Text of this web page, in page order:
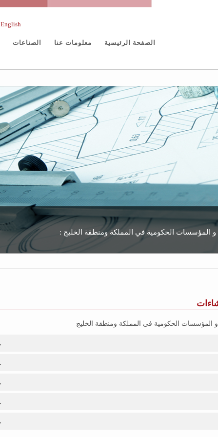
English
الصفحة الرئيسية معلومات عنا الصناعات
المؤسسات الحكومية في المملكة ومنطقة الخليج :
المؤسسات الحكومية في المملكة ومنطقة الخليج